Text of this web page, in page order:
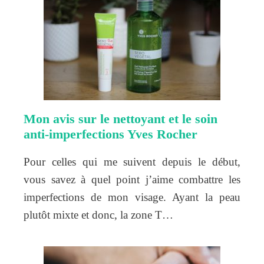
Mon avis sur le nettoyant et le soin
anti-imperfections Yves Rocher
Pour celles qui me suivent depuis le début,
vous savez à quel point j’aime combattre les
imperfections de mon visage. Ayant la peau
plutôt mixte et donc, la zone T…